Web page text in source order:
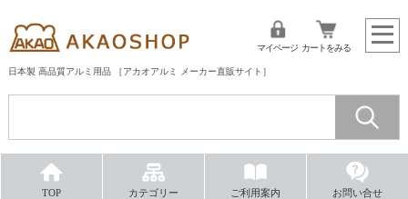
日本製 高品質アルミ用品 ［アカオアルミ メーカー直販サイト］
マイページ カートをみる
TOP カテゴリー ご利用案内 お問い合せ